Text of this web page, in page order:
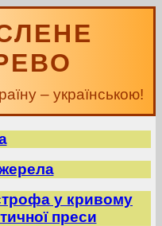
– українською!
у кривому
преси